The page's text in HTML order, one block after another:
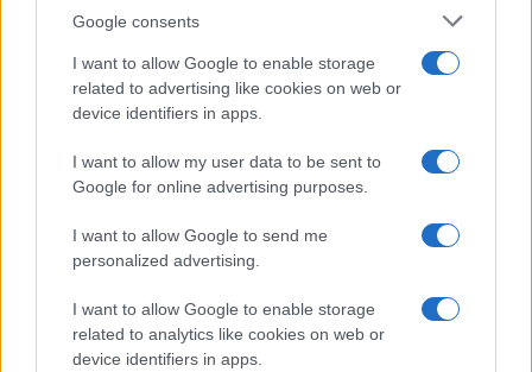
Google consents
I want to allow Google to enable storage
related to advertising like cookies on web or
device identifiers in apps.
I want to allow my user data to be sent to
Google for online advertising purposes.
I want to allow Google to send me
personalized advertising.
I want to allow Google to enable storage
related to analytics like cookies on web or
device identifiers in apps.
ΕΛΛΑΔΑ
Χανιά: ΕΔΕ για την 75χρονη που έφυγε από το Αστυνομικό
Τμήμα και βρέθηκε νεκρή
ΔΙΕΘΝΗ
06/08/26 - 23:20
Οι «μαύρες χήρες» της Ρωσίας εν καιρώ πολέμου:
ΔΙΕΘΝΗ
Γερμανία: Νέο δημοσκοπικό ρεκόρ για το ακροδεξιό AfD
και βαριά φθορά για τον Μερτς
ΤΟΥΡΚΙΑ